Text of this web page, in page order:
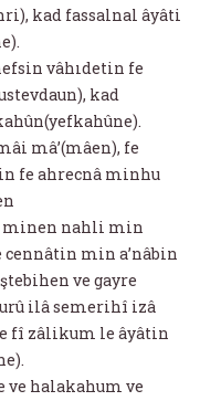
kad fassalnal âyâti
vâhıdetin fe
kad
mâ’(mâen), fe
fe ahrecnâ minhu
minen nahli min
cennâtin min a’nâbin
ve gayre
ilâ semerihî izâ
fî zâlikum le âyâtin
ve halakahum ve